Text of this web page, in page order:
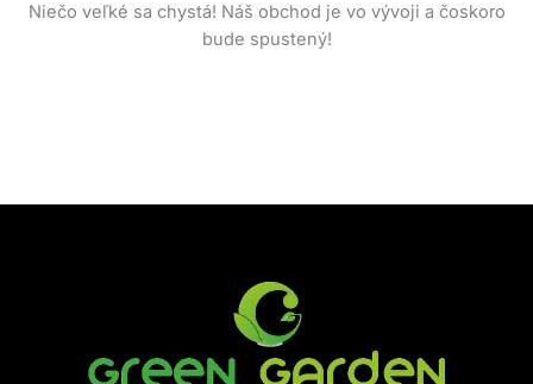
Niečo veľké sa chystá! Náš obchod je vo vývoji a čoskoro
bude spustený!